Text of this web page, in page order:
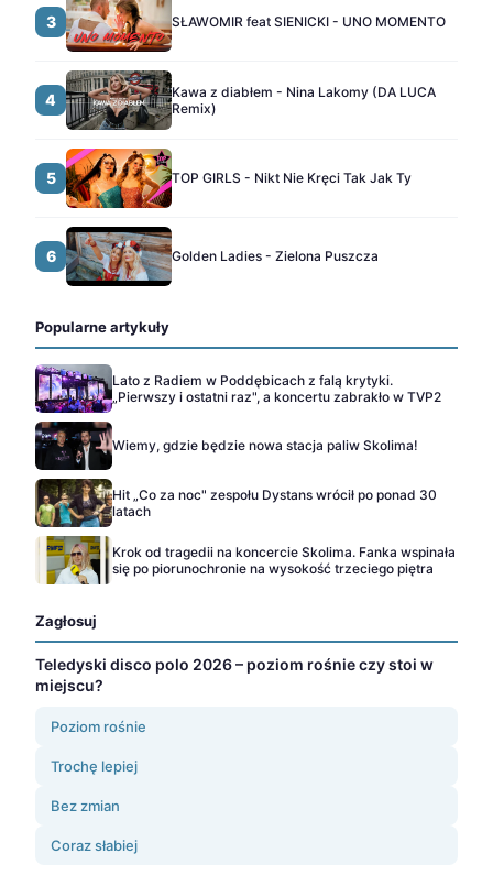
3 SŁAWOMIR feat SIENICKI - UNO MOMENTO
4
Kawa z diabłem - Nina Lakomy (DA LUCA
Remix)
5 TOP GIRLS - Nikt Nie Kręci Tak Jak Ty
6 Golden Ladies - Zielona Puszcza
Popularne artykuły
Lato z Radiem w Poddębicach z falą krytyki.
„Pierwszy i ostatni raz", a koncertu zabrakło w TVP2
Wiemy, gdzie będzie nowa stacja paliw Skolima!
Hit „Co za noc" zespołu Dystans wrócił po ponad 30
latach
Krok od tragedii na koncercie Skolima. Fanka wspinała
się po piorunochronie na wysokość trzeciego piętra
Zagłosuj
Teledyski disco polo 2026 – poziom rośnie czy stoi w
miejscu?
Poziom rośnie
Trochę lepiej
Bez zmian
Coraz słabiej